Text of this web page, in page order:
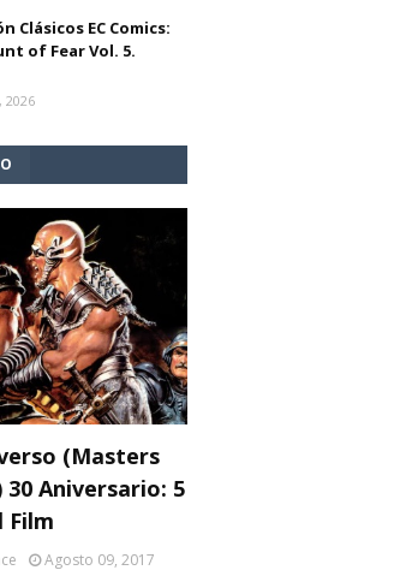
Clásicos EC Comics:
of Fear Vol. 5.
2026
(Masters
Aniversario: 5
Film
Agosto 09, 2017